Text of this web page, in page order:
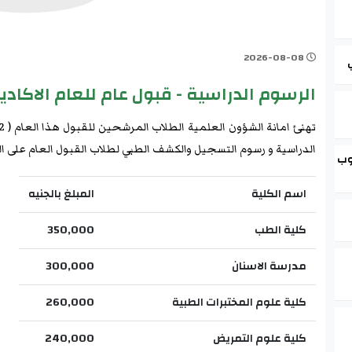
الرسوم الدراسية - قبول عام للعام الاكاديمي
الدراسية و رسوم التسجيل والكشف الطبي لطلاب القبول العام على
اسم الكلية
المبلغ بالجنيه
كلية الطب
350,000
مدرسة الاسنان
300,000
كلية علوم المختبرات الطبية
260,000
كلية علوم التمريض
240,000